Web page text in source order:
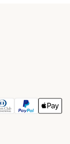
MethodPayment
club Payment
Paypal Payment
Apple